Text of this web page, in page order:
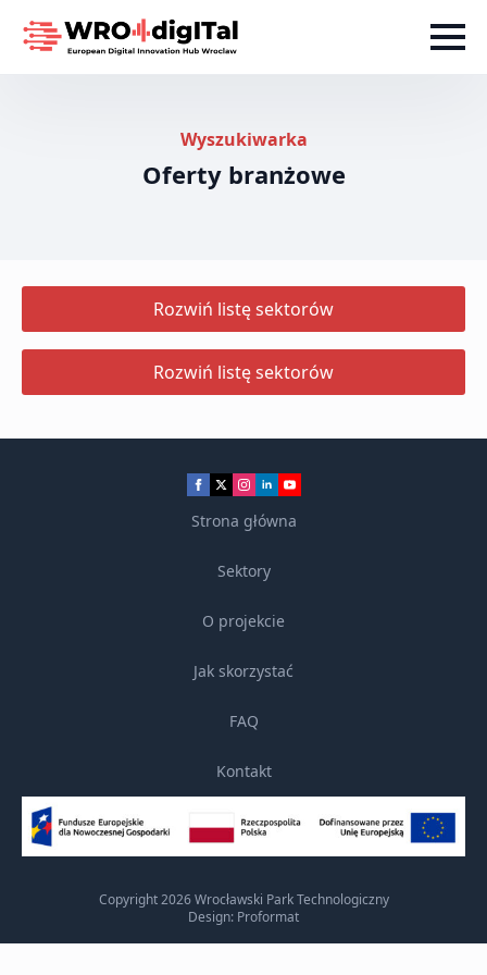
Wyszukiwarka
Oferty branżowe
Rozwiń listę sektorów
Rozwiń listę sektorów
Strona główna
Sektory
O projekcie
Jak skorzystać
FAQ
Kontakt
Copyright 2026 Wrocławski Park Technologiczny
Design: Proformat